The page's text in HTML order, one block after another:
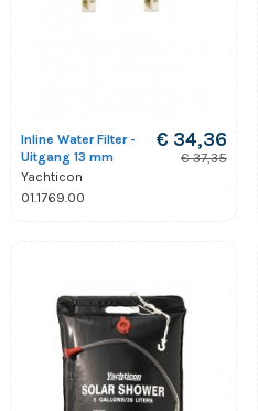
Inline Water Filter -
Uitgang 13 mm
Yachticon
01.1769.00
€ 34,36
€ 37,35